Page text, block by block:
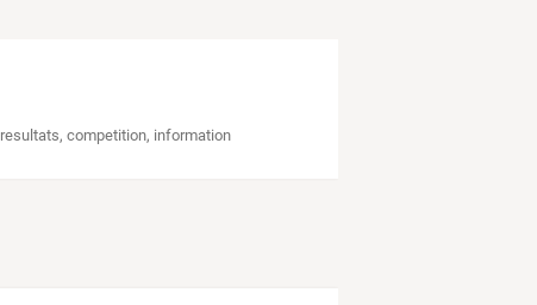
resultats,competition, information